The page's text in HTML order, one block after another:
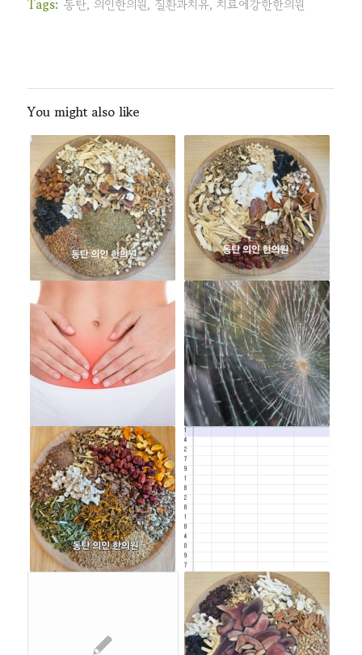
Tags: 동탄, 의인한의원, 질환과치유, 치료에강한한의원
You might also like